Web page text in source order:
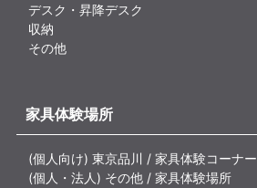
デスク・昇降デスク
収納
その他
家具体験場所
(個人向け) 東京品川 / 家具体験コーナー
(個人・法人) その他 / 家具体験場所